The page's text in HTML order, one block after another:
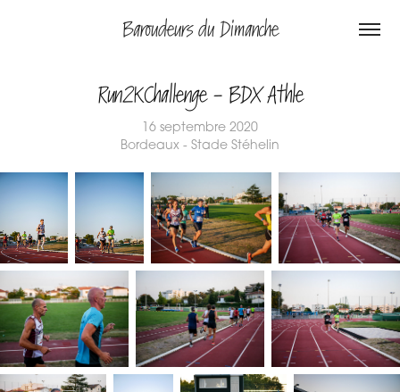
Baroudeurs du Dimanche
Run2KChallenge - BDX Athle
16 septembre 2020
Bordeaux - Stade Stéhelin